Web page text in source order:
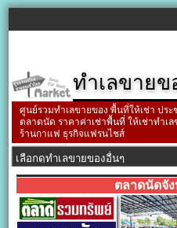
ทำเลขายข
ศูนย์รวมทำเลขายของ พื้นที่ให้เช่า ปร
ตลาดนัด ราคาค่าเช่าพื้นที่ ให้เช่าทำเ
ร้านกาแฟ ธุรกิจแฟรนไชส์
ตลาดนัดจั